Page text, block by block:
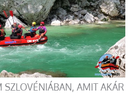
SZLOVÉNIÁBAN, AMIT AKÁR